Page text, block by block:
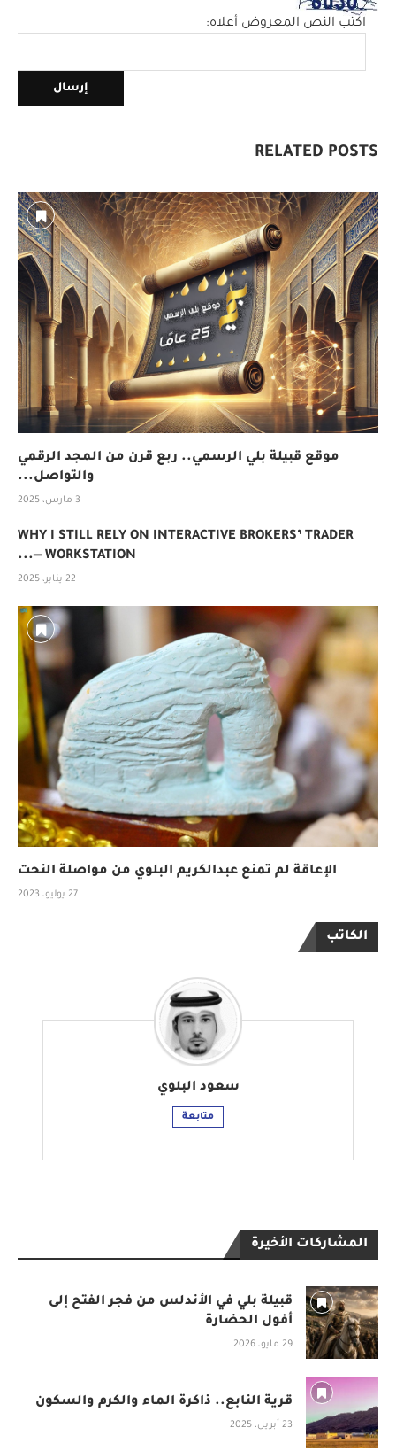
اكتب النص المعروض أعلاه:
RELATED POSTS
موقع قبيلة بلي الرسمي.. ربع قرن من المجد الرقمي
والتواصل...
3 مارس، 2025
WHY I STILL RELY ON INTERACTIVE BROKERS’ TRADER
WORKSTATION —...
22 يناير، 2025
الإعاقة لم تمنع عبدالكريم البلوي من مواصلة النحت
27 يوليو، 2023
الكاتب
سعود البلوي
متابعة
المشاركات الأخيرة
قبيلة بلي في الأندلس من فجر الفتح إلى
أفول الحضارة
29 مايو، 2026
قرية النابع.. ذاكرة الماء والكرم والسكون
23 أبريل، 2025